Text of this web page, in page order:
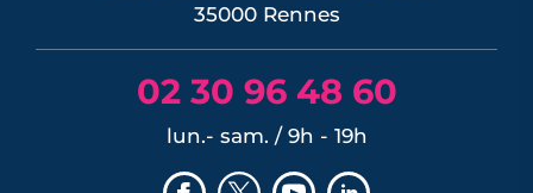
35000 Rennes
02 30 96 48 60
lun.- sam. / 9h - 19h